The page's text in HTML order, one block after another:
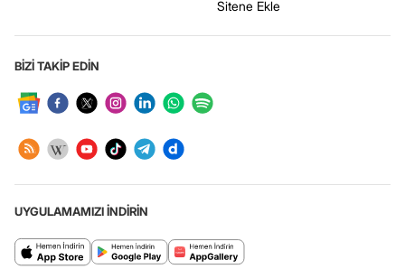
Sitene Ekle
BİZİ TAKİP EDİN
UYGULAMAMIZI İNDİRİN